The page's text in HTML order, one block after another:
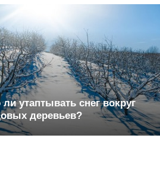
утаптывать снег вокруг
деревьев?